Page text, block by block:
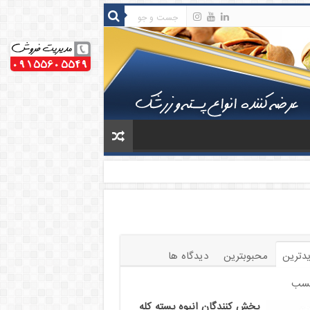
محبوبترین
دیدگاه ها
پخش کنندگان انبوه پسته کله